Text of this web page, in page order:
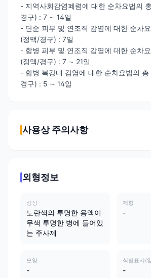
- 지역사회감염폐렴에 대한 순차요법의
경구) : 7 ∼ 14일
- 단순 피부 및 연조직 감염에 대한 순차
(정맥/경구) : 7일
- 합병 피부 및 연조직 감염에 대한 순차
(정맥/경구) : 7 ∼ 21일
- 합병 복강내 감염에 대한 순차요법의
경구) : 5 ∼ 14일
사용상 주의사항
외형정보
성상
노란색의 투명한 용액이
무색 투명한 병에 들어있
는 주사제
제형
-
모양
-
식별표시(
-